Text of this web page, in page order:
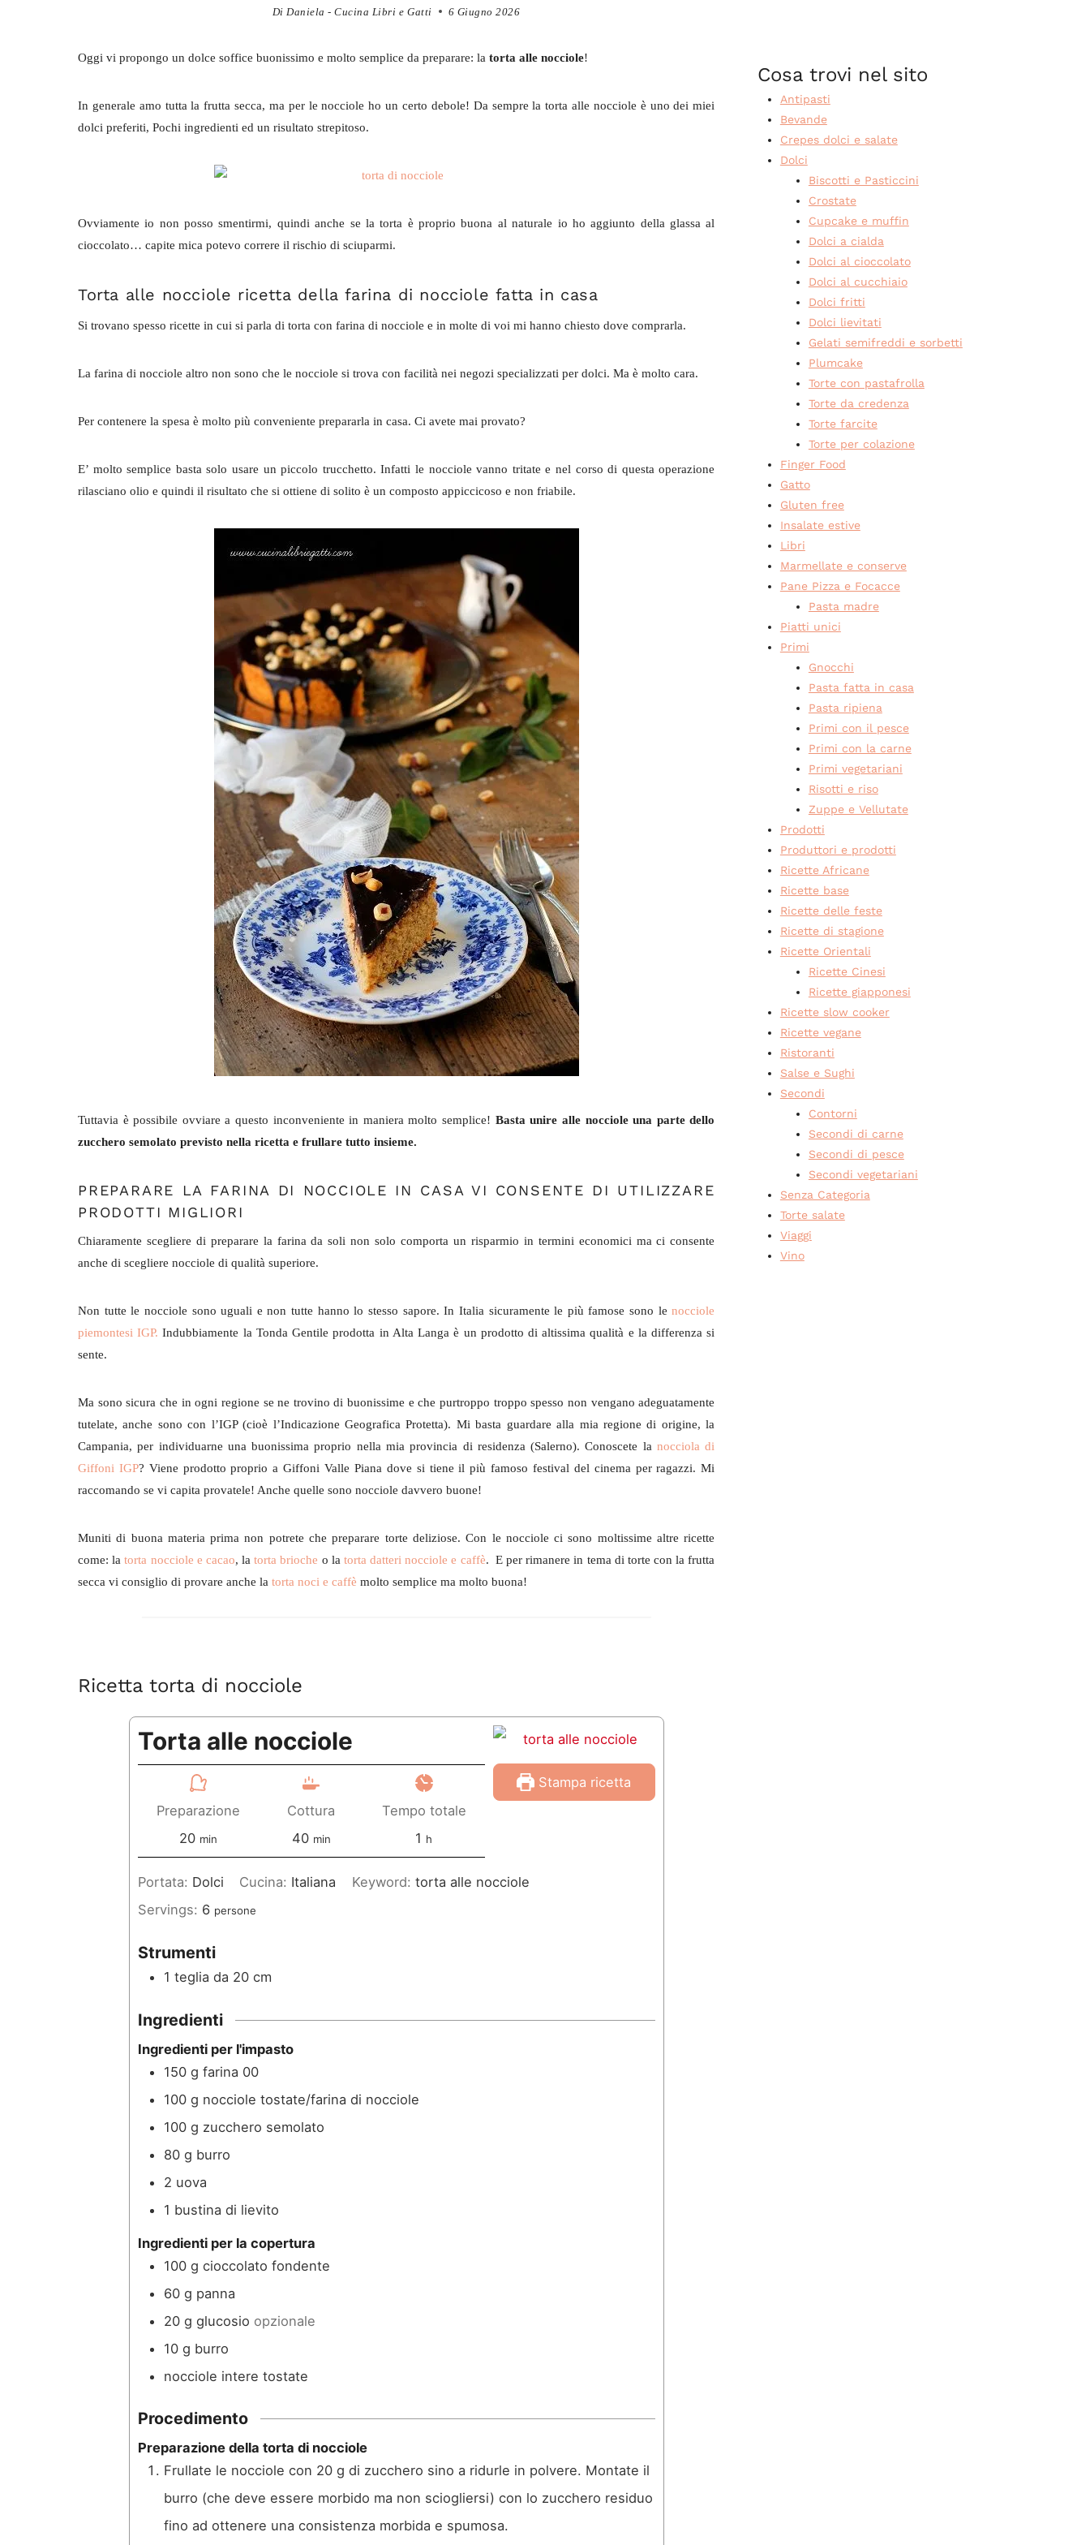
Di Daniela - Cucina Libri e Gatti 6 Giugno 2026
Oggi vi propongo un dolce soffice buonissimo e molto semplice da preparare: la torta alle nocciole!
In generale amo tutta la frutta secca, ma per le nocciole ho un certo debole! Da sempre la torta alle nocciole è uno dei miei
dolci preferiti, Pochi ingredienti ed un risultato strepitoso.
Ovviamente io non posso smentirmi, quindi anche se la torta è proprio buona al naturale io ho aggiunto della glassa al
cioccolato… capite mica potevo correre il rischio di sciuparmi.
Torta alle nocciole ricetta della farina di nocciole fatta in casa
Si trovano spesso ricette in cui si parla di torta con farina di nocciole e in molte di voi mi hanno chiesto dove comprarla.
La farina di nocciole altro non sono che le nocciole si trova con facilità nei negozi specializzati per dolci. Ma è molto cara.
Per contenere la spesa è molto più conveniente prepararla in casa. Ci avete mai provato?
E’ molto semplice basta solo usare un piccolo trucchetto. Infatti le nocciole vanno tritate e nel corso di questa operazione
rilasciano olio e quindi il risultato che si ottiene di solito è un composto appiccicoso e non friabile.
Tuttavia è possibile ovviare a questo inconveniente in maniera molto semplice! Basta unire alle nocciole una parte dello
zucchero semolato previsto nella ricetta e frullare tutto insieme.
PREPARARE LA FARINA DI NOCCIOLE IN CASA VI CONSENTE DI UTILIZZARE
PRODOTTI MIGLIORI
Chiaramente scegliere di preparare la farina da soli non solo comporta un risparmio in termini economici ma ci consente
anche di scegliere nocciole di qualità superiore.
Non tutte le nocciole sono uguali e non tutte hanno lo stesso sapore. In Italia sicuramente le più famose sono lenocciole
piemontesi IGP. Indubbiamente la Tonda Gentile prodotta in Alta Langa è un prodotto di altissima qualità e la differenza si
sente.
Ma sono sicura che in ogni regione se ne trovino di buonissime e che purtroppo troppo spesso non vengano adeguatamente
tutelate, anche sono con l’IGP (cioè l’Indicazione Geografica Protetta). Mi basta guardare alla mia regione di origine, la
Campania, per individuarne una buonissima proprio nella mia provincia di residenza (Salerno). Conoscete lanocciola di
Giffoni IGP? Viene prodotto proprio a Giffoni Valle Piana dove si tiene il più famoso festival del cinema per ragazzi. Mi
raccomando se vi capita provatele! Anche quelle sono nocciole davvero buone!
Muniti di buona materia prima non potrete che preparare torte deliziose. Con le nocciole ci sono moltissime altre ricette
come: latorta nocciole e cacao, latorta brioche o la torta datteri nocciole e caffè. E per rimanere in tema di torte con la frutta
secca vi consiglio di provare anche la torta noci e caffè molto semplice ma molto buona!
Ricetta torta di nocciole
Stampa ricetta
Torta alle nocciole
Preparazione
20m
n
u
t
i
min
Cottura
40m
n
min
Tempo totale
1 o
a
h
Portata: Dolci Cucina: Italiana Keyword:torta alle nocciole
Servings: 6 persone
Strumenti
1 teglia da 20 cm
Ingredienti
Ingredienti per l'impasto
150 g farina 00
100 g nocciole tostate/farina di nocciole
100 g zucchero semolato
80 g burro
2 uova
1 bustina di lievito
Ingredienti per la copertura
100 g cioccolato fondente
60 g panna
20 g glucosio opzionale
10 g burro
nocciole intere tostate
Procedimento
Preparazione della torta di nocciole
Frullate le nocciole con 20 g di zucchero sino a ridurle in polvere. Montate il
burro (che deve essere morbido ma non sciogliersi) con lo zucchero residuo
fino ad ottenere una consistenza morbida e spumosa.
Cosa trovi nel sito
Antipasti
Bevande
Crepes dolci e salate
Dolci
Biscotti e Pasticcini
Crostate
Cupcake e muffin
Dolci a cialda
Dolci al cioccolato
Dolci al cucchiaio
Dolci fritti
Dolci lievitati
Gelati semifreddi e sorbetti
Plumcake
Torte con pastafrolla
Torte da credenza
Torte farcite
Torte per colazione
Finger Food
Gatto
Gluten free
Insalate estive
Libri
Marmellate e conserve
Pane Pizza e Focacce
Pasta madre
Piatti unici
Primi
Gnocchi
Pasta fatta in casa
Pasta ripiena
Primi con il pesce
Primi con la carne
Primi vegetariani
Risotti e riso
Zuppe e Vellutate
Prodotti
Produttori e prodotti
Ricette Africane
Ricette base
Ricette delle feste
Ricette di stagione
Ricette Orientali
Ricette Cinesi
Ricette giapponesi
Ricette slow cooker
Ricette vegane
Ristoranti
Salse e Sughi
Secondi
Contorni
Secondi di carne
Secondi di pesce
Secondi vegetariani
Senza Categoria
Torte salate
Viaggi
Vino